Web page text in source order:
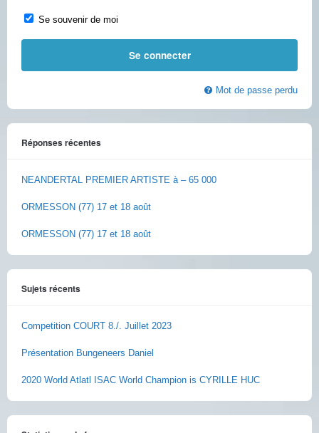
Se souvenir de moi
Mot de passe perdu
Réponses récentes
NEANDERTAL PREMIER ARTISTE à – 65 000
ORMESSON (77) 17 et 18 août
ORMESSON (77) 17 et 18 août
Sujets récents
Competition COURT 8./. Juillet 2023
Présentation Bungeneers Daniel
2020 World Atlatl ISAC World Champion is CYRILLE HUC